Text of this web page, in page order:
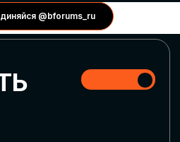
@bforums_ru
цифровой
подходах